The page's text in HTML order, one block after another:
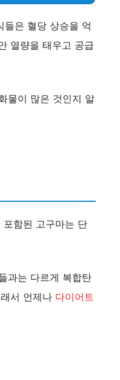
들은 혈당 상승을 억
열량을 태우고 공급
물이 많은 것인지 알
함된 고구마는 단
과는 다르게 복합탄
서 언제나 다이어트